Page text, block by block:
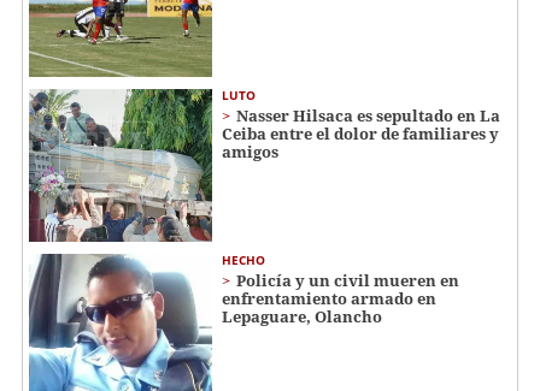
LUTO
Nasser Hilsaca es sepultado en La
Ceiba entre el dolor de familiares y
amigos
HECHO
Policía y un civil mueren en
enfrentamiento armado en
Lepaguare, Olancho